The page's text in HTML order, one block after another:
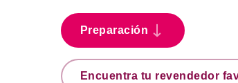
Preparación
Encuentra tu revendedor